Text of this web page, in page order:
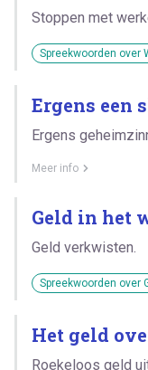
Stoppen met
Spreekwoorden over
Ergens een
Ergens
Meer info
Geld in het
Geld verkwisten.
Spreekwoorden over
Het geld
Roekeloos geld